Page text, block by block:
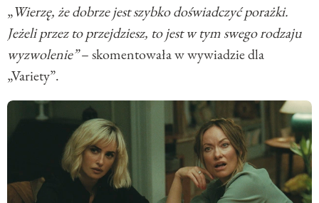
„Wierzę, że dobrze jest szybko doświadczyć porażki.
Jeżeli przez to przejdziesz, to jest w tym swego rodzaju
wyzwolenie”– skomentowała w wywiadzie dla
„Variety”.